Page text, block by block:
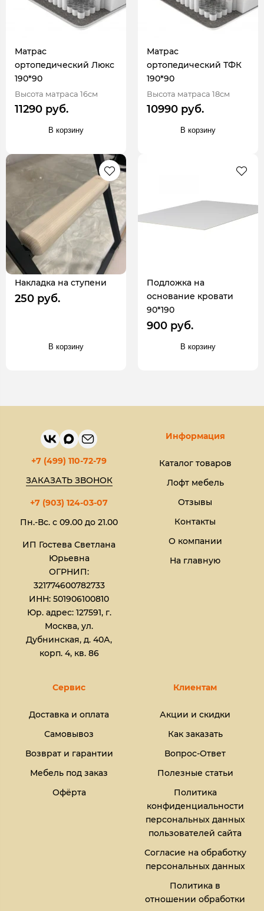
Матрас
ортопедический Люкс
190*90
Высота матраса 16см
11290 руб.
В корзину
Матрас
ортопедический ТФК
190*90
Высота матраса 18см
10990 руб.
В корзину
Накладка на ступени
250 руб.
В корзину
Подложка на
основание кровати
90*190
900 руб.
В корзину
+7 (499) 110-72-79
ЗАКАЗАТЬ ЗВОНОК
+7 (903) 124-03-07
Пн.-Вс. с 09.00 до 21.00
ИП Гостева Светлана
Юрьевна​
ОГРНИП:
321774600782733
ИНН: 501906100810
Юр. адрес: 127591, г.
Москва, ул.
Дубнинская, д. 40А,
корп. 4, кв. 86
Информация
Каталог товаров
Лофт мебель
Отзывы
Контакты
О компании
На главную
Сервис
Доставка и оплата
Самовывоз
Возврат и гарантии
Мебель под заказ
Офёрта
Клиентам
Акции и скидки
Как заказать
Вопрос-Ответ
Полезные статьи
Политика
конфиденциальности
персональных данных
пользователей сайта
Согласие на обработку
персональных данных
Политика в
отношении обработки